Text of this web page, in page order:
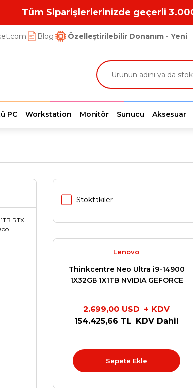
Tüm Siparişlerlerinizde geçerli
Blog Özelleştirilebilir Donanım - Yeni
PC Workstation Monitör Sunucu Aksesuar
Stoktakiler
Lenovo
Thinkcentre Neo Ultra i9-14900
1X32GB 1X1TB NVIDIA GEFORCE
2.699,00 USD + KDV
154.425,66 TL KDV Dahil
Sepete Ekle